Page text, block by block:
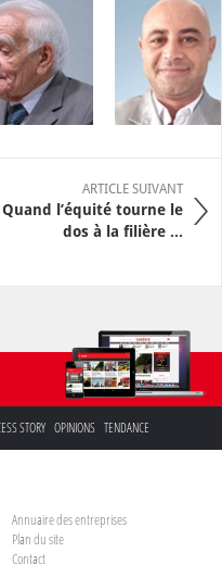
ARTICLE SUIVANT
Quand l’équité tourne le
dos à la filière ...
STORY OPINIONS TENDANCE
Annuaire des entreprises
Plan du site
Contact